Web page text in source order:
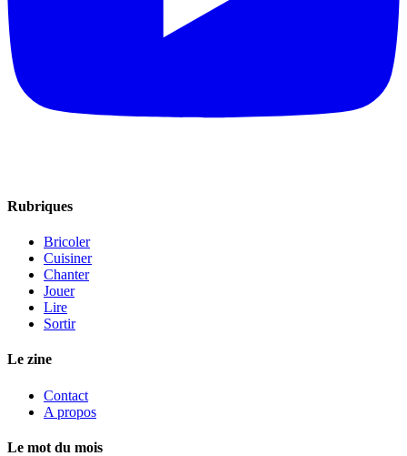
Rubriques
Bricoler
Cuisiner
Chanter
Jouer
Lire
Sortir
Le zine
Contact
A propos
Le mot du mois